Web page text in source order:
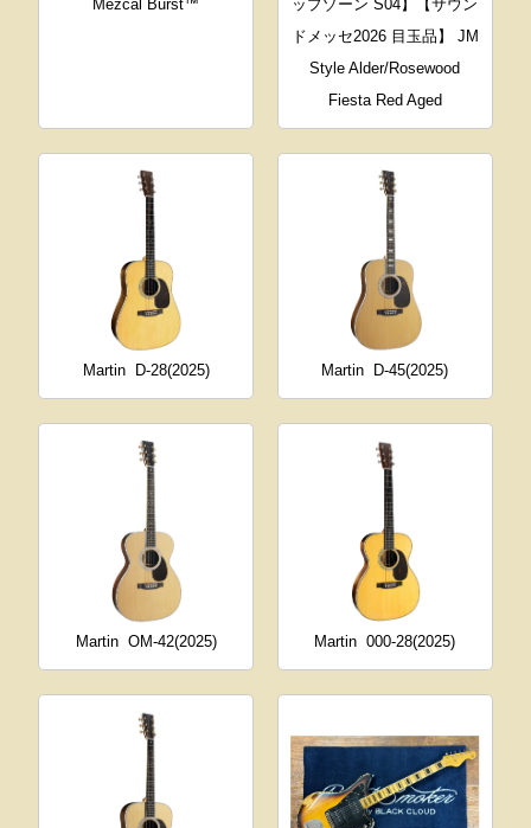
Mezcal Burst™
ップゾーン S04】【サウン
ドメッセ2026 目玉品】 JM
Style Alder/Rosewood
Fiesta Red Aged
Martin D-28(2025) Martin D-45(2025)
Martin OM-42(2025) Martin 000-28(2025)